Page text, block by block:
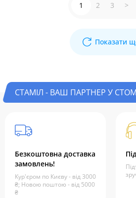
Показати
1 2 3 >
СТАМІЛ - ВАШ ПАРТНЕР У
Безкоштовна доставка
замовлень!
Кур'єром по Києву - від 3000
₴; Новою поштою - від 5000
₴